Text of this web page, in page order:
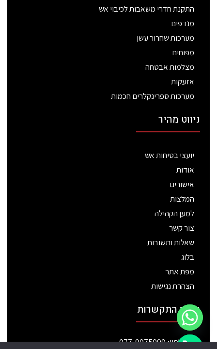
התקנת חדרי משאבות לכיבוי אש
מנדפים
מערכות שחרור עשן
מפוחים
מצלמות אבטחה
אזעקות
מערכות ספרינקלרים חכמות
ניווט מהיר
יועצי בטיחות אש
אודות
אישורים
המלצות
למען הקהילה
צור קשר
שאלות ותשובות
בלוג
מפת אתר
הצהרת נגישות
פרטי התקשרות
טלפון: 077-9975099